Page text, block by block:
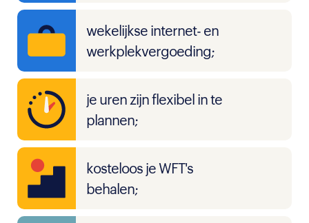
wekelijkse internet- en
werkplekvergoeding;
je uren zijn flexibel in te
plannen;
kosteloos je WFT's
behalen;